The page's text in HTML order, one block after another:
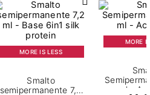
MORE IS LESS
Smalto
semipermanente 7,2
MORE
ml -